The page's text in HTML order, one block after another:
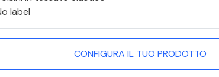
label
CONFIGURA IL TUO PRODOTTO